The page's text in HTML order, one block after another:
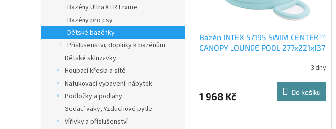
Bazény Ultra XTR Frame
Bazény pro psy
Dětské bazénky
Příslušenství, doplňky k bazénům
Dětské skluzavky
Houpací křesla a sítě
Nafukovací vybavení, nábytek
Podložky a podlahy
Sedací vaky, Vzduchové pytle
Vířivky a příslušenství
Bazén INTEX 57195 SWIM CENTER™
CANOPY LOUNGE POOL 277x221x137
3 dny
1 968 Kč Do košíku